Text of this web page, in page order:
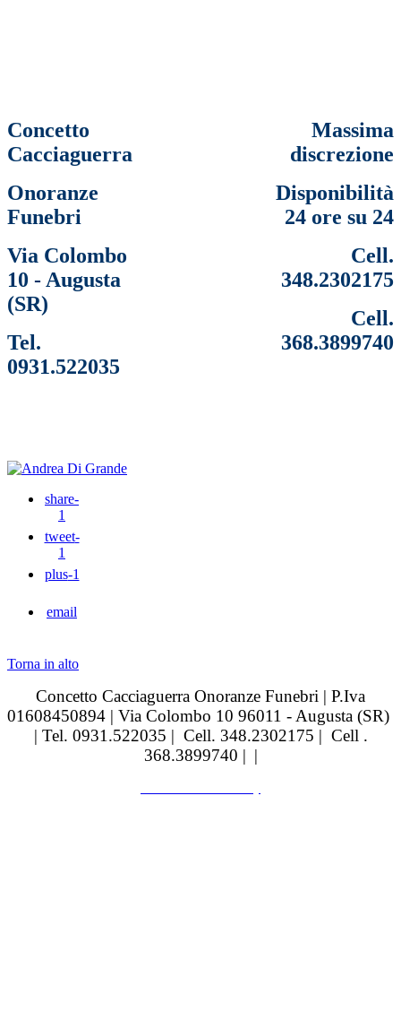
Concetto
Cacciaguerra
Onoranze
Funebri
Via Colombo
10 - Augusta
(SR)
Tel.
0931.522035
Massima
discrezione
Disponibilità
24 ore su 24
Cell.
348.2302175
Cell.
368.3899740
share-
1
tweet-
1
plus-1
email
Torna in alto
Concetto Cacciaguerra Onoranze Funebri | P.Iva
01608450894 | Via Colombo 10 96011 - Augusta (SR)
| Tel. 0931.522035 | Cell. 348.2302175 | Cell .
368.3899740 | |